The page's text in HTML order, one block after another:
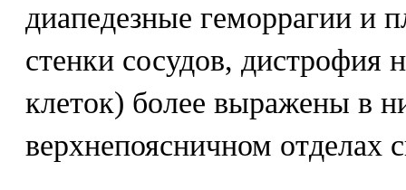
диапедезные геморрагии и
стенки сосудов, дистрофия
клеток) более выражены в
верхнепоясничном отделах